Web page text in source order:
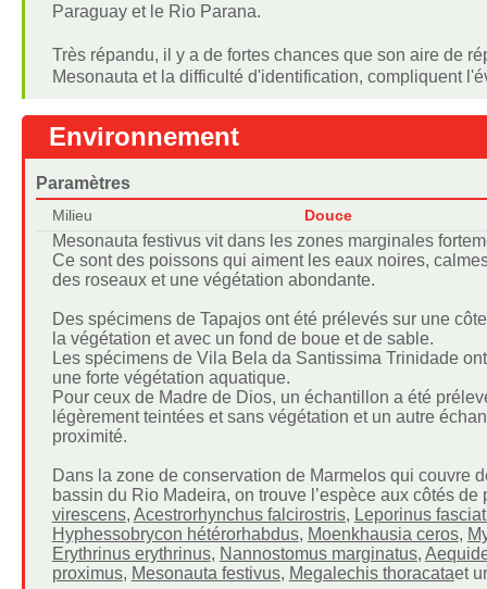
Paraguay et le Rio Parana.
Très répandu, il y a de fortes chances que son aire de
Mesonauta et la difficulté d'identification, compliquent
Environnement
Paramètres
Milieu Douce
Mesonauta festivus vit dans les zones marginales
Ce sont des poissons qui aiment les eaux noires,
des roseaux et une végétation abondante.
Des spécimens de Tapajos ont été prélevés sur une
la végétation et avec un fond de boue et de sable.
Les spécimens de Vila Bela da Santissima Trinidade
une forte végétation aquatique.
Pour ceux de Madre de Dios, un échantillon a été
légèrement teintées et sans végétation et un autre
proximité.
Dans la zone de conservation de Marmelos qui couvre
bassin du Rio Madeira, on trouve l’espèce aux côtés
virescens, Acestrorhynchus falcirostris, Leporinus
Hyphessobrycon hétérorhabdus, Moenkhausia ceros,
Erythrinus erythrinus, Nannostomus marginatus,
proximus, Mesonauta festivus, Megalechis thoracataet